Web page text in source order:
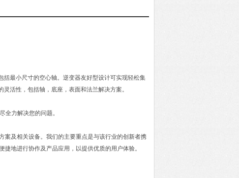
最小尺寸的空心轴。逆变器友好型设计可实现轻松集
活性，包括轴，底座，表面和法兰解决方案。
全力解决您的问题。
案及相关设备。我们的主要重点是与该行业的创新者携
地进行协作及产品应用，以提供优质的用户体验。